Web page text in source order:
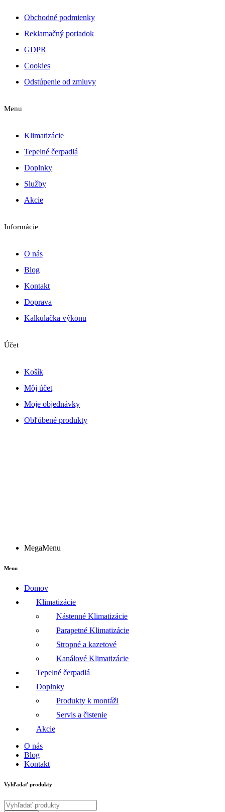
Obchodné podmienky
Reklamačný poriadok
GDPR
Cookies
Odstúpenie od zmluvy
Menu
Klimatizácie
Tepelné čerpadlá
Doplnky
Služby
Akcie
Informácie
O nás
Blog
Kontakt
Doprava
Kalkulačka výkonu
Účet
Košík
Môj účet
Moje objednávky
Obľúbené produkty
MegaMenu
Menu
Domov
Klimatizácie
Nástenné Klimatizácie
Parapetné Klimatizácie
Stropné a kazetové
Kanálové Klimatizácie
Tepelné čerpadlá
Doplnky
Produkty k montáži
Servis a čistenie
Akcie
O nás
Blog
Kontakt
Vyhľadať produkty